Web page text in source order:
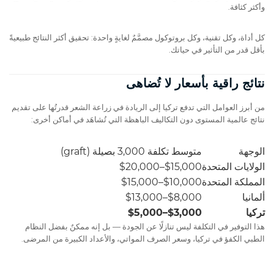
وأكثر كثافة.
كل أداة، وكل تقنية، وكل بروتوكول مصمَّمٌ لغايةٍ واحدة: تحقيق أكثر النتائج طبيعيةً
بأقل قدر من التأثير في حياتك.
نتائج راقية بأسعار لا تُضاهى
من أبرز العوامل التي تدفع تركيا إلى الريادة في زراعة الشعر قدرتُها على تقديم
نتائج عالمية المستوى دون التكاليف الباهظة التي تُشاهَد في أماكن أخرى:
الوجهة
متوسط تكلفة 3,000 بصيلة (graft)
الولايات المتحدة$15,000–$20,000
المملكة المتحدة$10,000–$15,000
ألمانيا
$8,000–$13,000
تركيا
$3,000–$5,000
هذا التوفير في التكلفة ليس تنازلًا عن الجودة — بل إنه ممكنٌ بفضل النظام
الطبي الكفؤ في تركيا، وسعر الصرف المواتي، والأعداد الكبيرة من المرضى.